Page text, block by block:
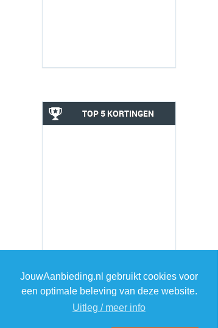
JouwAanbieding.nl gebruikt cookies voor
een optimale beleving van deze website.
Uitleg / meer info
TOP 5 KORTINGEN